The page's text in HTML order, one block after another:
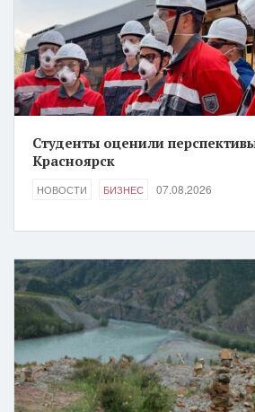
Студенты оценили
Красноярск
НОВОСТИ БИЗНЕС 07.08.2026